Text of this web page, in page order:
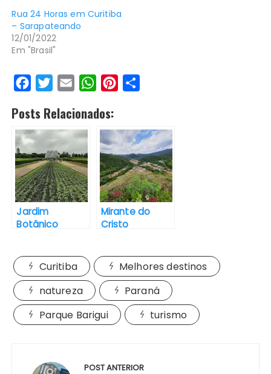
Rua 24 Horas em Curitiba
– Sarapateando
12/01/2022
Em "Brasil"
c
e
b
o
o
k
i
t
t
e
r
a
i
l
W
a
t
s
A
p
p
t
e
r
e
s
t
r
e
Posts Relacionados:
Jardim
Botânico
Sarapateando
Mirante do
Cristo
Monte Alegre
do Sul – SP
Curitiba
Melhores destinos
natureza
Paraná
Parque Barigui
turismo
POST ANTERIOR